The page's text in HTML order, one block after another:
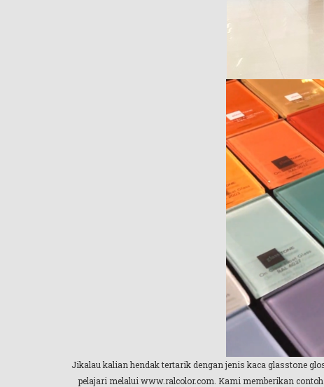
Jikalau kalian hendak tertarik dengan jenis kaca glasstone
pelajari melalui www.ralcolor.com. Kami memberikan